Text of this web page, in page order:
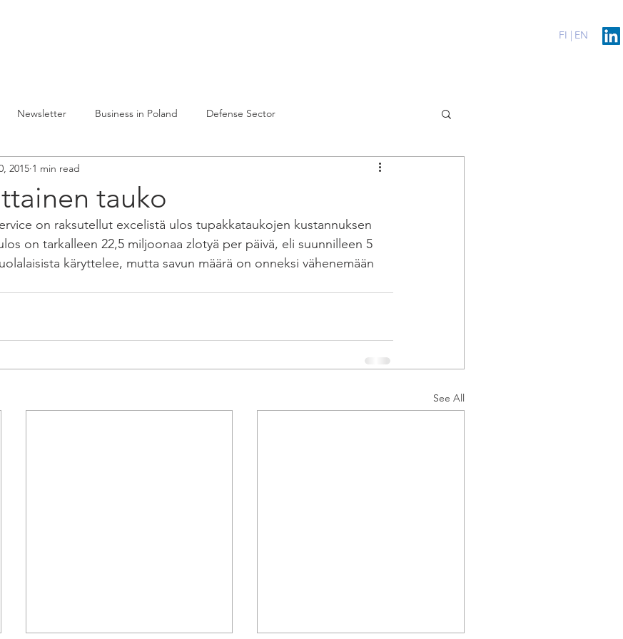
FI | EN
Newsletter Business in Poland Defense Sector
tauko
2015 1 min read
on raksutellut excelistä ulos tupakkataukojen kustannuksen
on tarkalleen 22,5 miljoonaa zlotyä per päivä, eli suunnilleen 5
käryttelee, mutta savun määrä on onneksi vähenemään
See All